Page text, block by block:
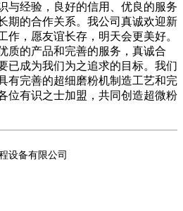
与经验，良好的信用、优良的服务
期的合作关系。我公司真诚欢迎新
作，愿友谊长存，明天会更美好。
质的产品和完善的服务，真诚合
已成为我们为之追求的目标。我们
有完善的超细磨粉机制造工艺和完
位有识之士加盟，共同创造超微粉
设备有限公司